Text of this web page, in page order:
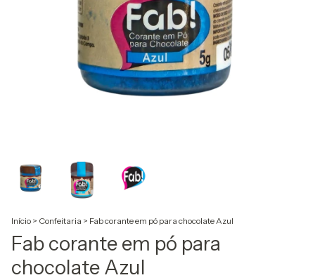
Início > Confeitaria > Fab corante em pó para chocolate Azul
Fab corante em pó para
chocolate Azul